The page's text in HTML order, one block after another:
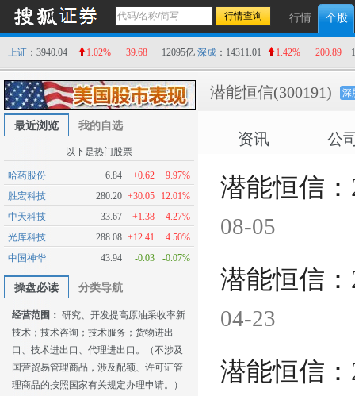
行情 个股
上证 ：3940.04 1.02% 39.68 12095亿 深成 ：14311.01 1.42% 200.89
最近浏览 我的自选
以下是热门股票
哈药股份 6.84 +0.62
9.97%
胜宏科技
280.20 +30.05
12.01%
中天科技
33.67 +1.38
4.27%
光库科技
288.08 +12.41
4.50%
中国神华
43.94 -0.03 -0.07%
操盘必读 分类导航
经营范围： 研究、开发提高原油采收率新
技术；技术咨询；技术服务；货物进出
口、技术进出口、代理进出口。（不涉及
国营贸易管理商品，涉及配额、许可证管
理商品的按照国家有关规定办理申请。）
潜能恒信(300191) 深
资讯 公
潜能恒信
08-05
潜能恒信
04-23
潜能恒信